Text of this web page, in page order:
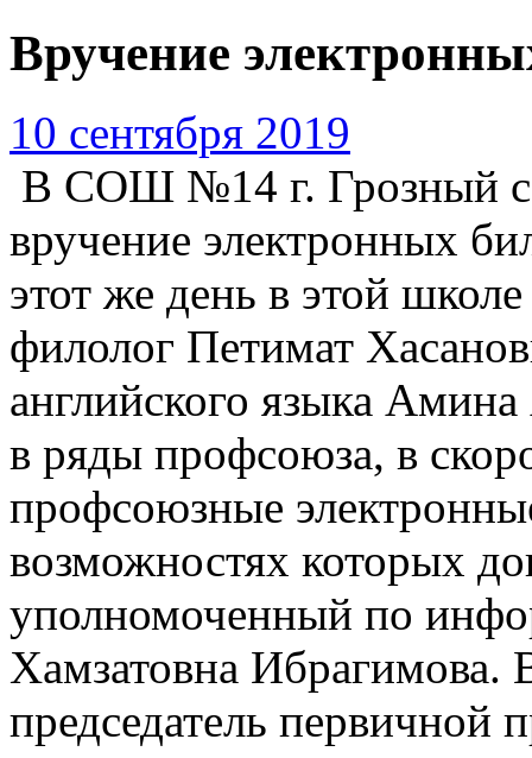
Вручение
10 сентября 2019
В СОШ №14 г. Грозный
вручение электронных
этот же день в этой
филолог Петимат
английского языка
в ряды профсоюза, в
профсоюзные
возможностях которых
уполномоченный по
Хамзатовна Ибрагимова.
председатель первичной